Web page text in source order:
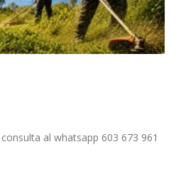
al whatsapp 603 673 961